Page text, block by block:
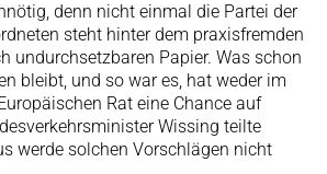
denn nicht einmal die Partei der
steht hinter dem praxisfremden
undurchsetzbaren Papier. Was schon
bleibt, und so war es, hat weder im
Rat eine Chance auf
Wissing teilte
werde solchen Vorschlägen nicht